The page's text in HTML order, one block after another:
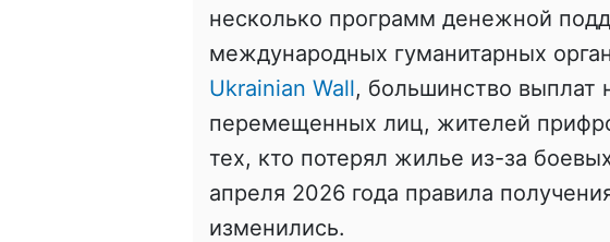
несколько программ денежной
международных гуманитарных
Ukrainian Wall, большинство выплат
перемещенных лиц, жителей
тех, кто потерял жилье из-за
апреля 2026 года правила
изменились.